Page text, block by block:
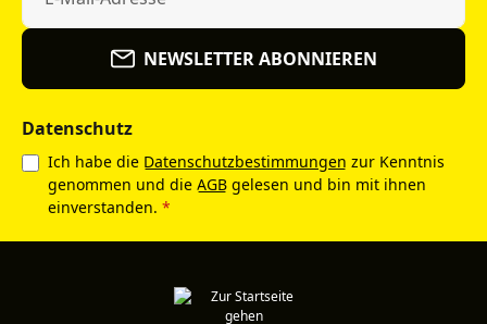
NEWSLETTER ABONNIEREN
Datenschutz
Ich habe die Datenschutzbestimmungen zur Kenntnis
genommen und die AGB gelesen und bin mit ihnen
einverstanden. *